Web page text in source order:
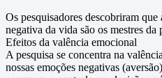
Os pesquisadores descobriram que
negativa da vida são os mestres da
Efeitos da valência emocional
A pesquisa se concentra na
nossas emoções negativas